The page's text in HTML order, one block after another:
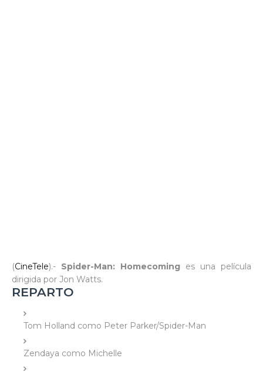
(CineTele).- Spider-Man: Homecoming es una película
dirigida por Jon Watts.
REPARTO
Tom Holland como Peter Parker/Spider-Man
Zendaya como Michelle